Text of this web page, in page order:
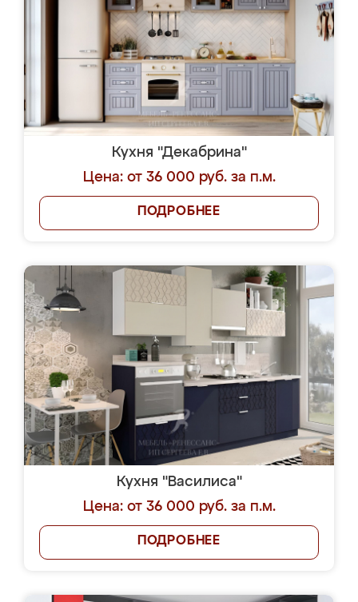
Кухня "Декабрина"
Цена: от 36 000 руб. за п.м.
ПОДРОБНЕЕ
Кухня "Василиса"
Цена: от 36 000 руб. за п.м.
ПОДРОБНЕЕ